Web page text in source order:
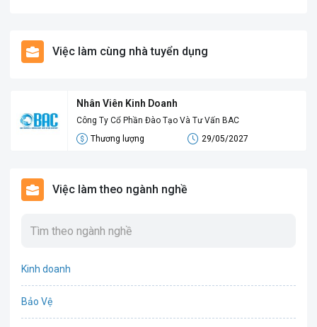
Việc làm cùng nhà tuyển dụng
Nhân Viên Kinh Doanh
Công Ty Cổ Phần Đào Tạo Và Tư Vấn BAC
Thương lượng
29/05/2027
Việc làm theo ngành nghề
Kinh doanh
Bảo Vệ